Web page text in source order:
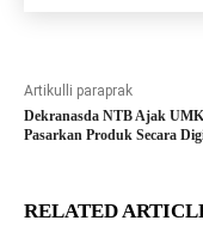
Artikulli paraprak
Dekranasda NTB Ajak
Pasarkan Produk Secara
RELATED